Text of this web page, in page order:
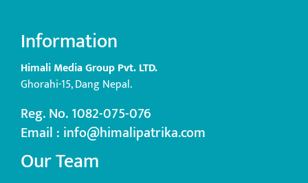
Information
Himali Media Group Pvt. LTD.
Ghorahi-15, Dang Nepal.
Reg. No. 1082-075-076
Email : info@himalipatrika.com
Our Team